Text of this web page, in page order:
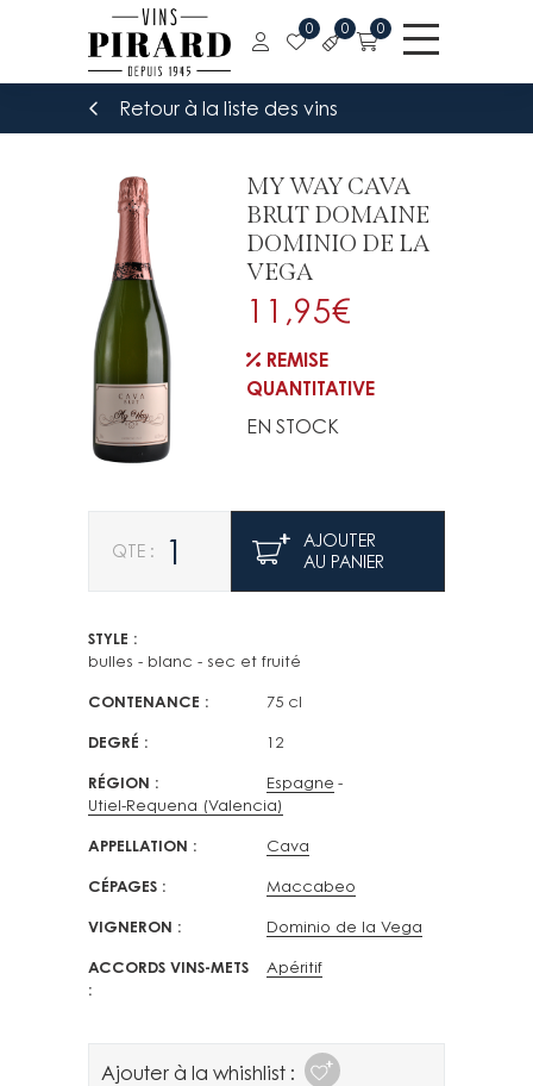
0 0 0
Retour à la liste des vins
MY WAY CAVA
BRUT DOMAINE
DOMINIO DE LA
VEGA
11,95€
REMISE
QUANTITATIVE
EN STOCK
AJOUTER
AU PANIER
STYLE
bulles - blanc - sec et fruité
CONTENANCE 75 cl
DEGRÉ 12
RÉGION
Espagne
Utiel-Requena (Valencia)
APPELLATION Cava
CÉPAGES Maccabeo
VIGNERON Dominio de la Vega
ACCORDS VINS-METS Apéritif
Ajouter à la whishlist :